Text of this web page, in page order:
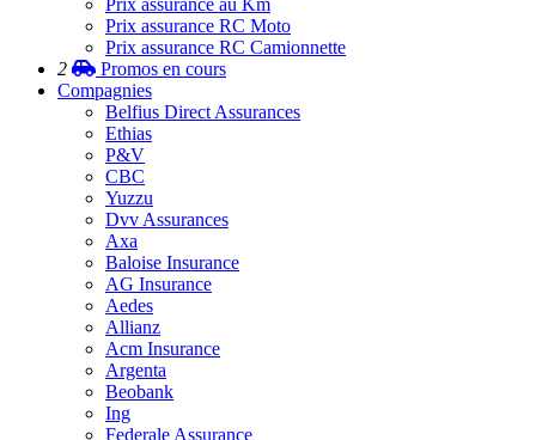
Prix assurance au Km
Prix assurance RC Moto
Prix assurance RC Camionnette
2
Promos en cours
Compagnies
Belfius Direct Assurances
Ethias
P&V
CBC
Yuzzu
Dvv Assurances
Axa
Baloise Insurance
AG Insurance
Aedes
Allianz
Acm Insurance
Argenta
Beobank
Ing
Federale Assurance